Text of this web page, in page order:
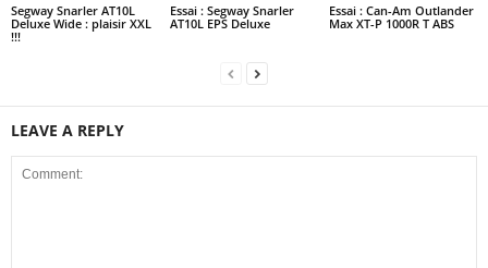
Segway Snarler AT10L
Deluxe Wide : plaisir XXL
!!!
Essai : Segway Snarler
AT10L EPS Deluxe
Essai : Can-Am Outlander
Max XT-P 1000R T ABS
LEAVE A REPLY